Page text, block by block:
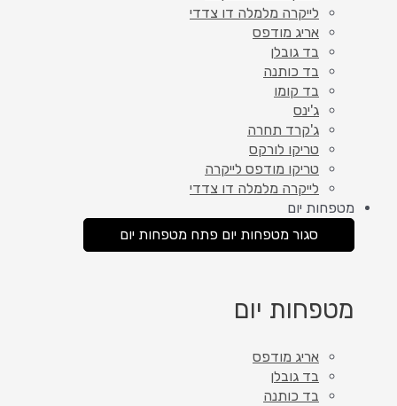
לייקרה מלמלה דו צדדי
אריג מודפס
בד גובלן
בד כותנה
בד קומו
ג'ינס
ג'קרד תחרה
טריקו לורקס
טריקו מודפס לייקרה
לייקרה מלמלה דו צדדי
מטפחות יום
סגור מטפחות יום פתח מטפחות יום
מטפחות יום
אריג מודפס
בד גובלן
בד כותנה